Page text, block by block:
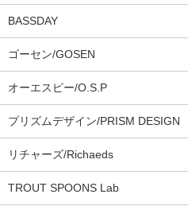
BASSDAY
ゴーセン/GOSEN
オーエスピー/O.S.P
プリズムデザイン/PRISM DESIGN
リチャーズ/Richaeds
TROUT SPOONS Lab